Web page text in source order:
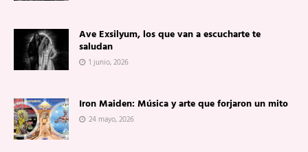
Ave Exsilyum, los que van a escucharte te
saludan
1 junio, 2026
Iron Maiden: Música y arte que forjaron un mito
24 mayo, 2026